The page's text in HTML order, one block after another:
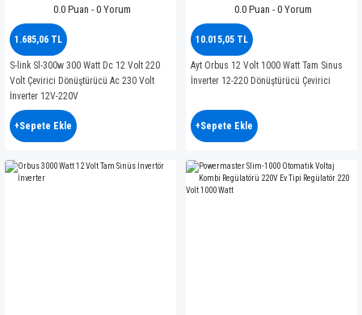
0.0 Puan - 0 Yorum
1.685,06 TL
S-link Sl-300w 300 Watt Dc 12 Volt 220
Volt Çevirici Dönüştürücü Ac 230 Volt
İnverter 12V-220V
+Sepete Ekle
0.0 Puan - 0 Yorum
10.015,05 TL
Ayt Orbus 12 Volt 1000 Watt Tam Sinus
İnverter 12-220 Dönüştürücü Çevirici
+Sepete Ekle